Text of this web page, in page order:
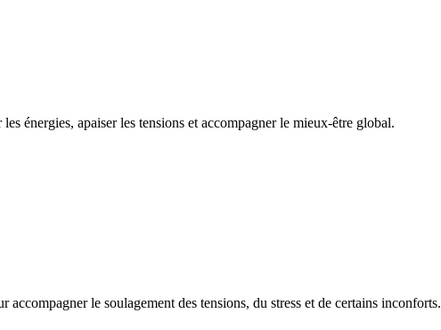
énergies, apaiser les tensions et accompagner le mieux-être global.
le soulagement des tensions, du stress et de certains inconforts.